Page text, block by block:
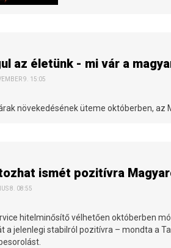
az életünk - mi vár a
9. 15:05
növekedésének üteme októberben, az
ismét pozitívra
8. 08:55
hitelminősítő vélhetően októberben
a jelenlegi stabilról pozitívra – mondta a